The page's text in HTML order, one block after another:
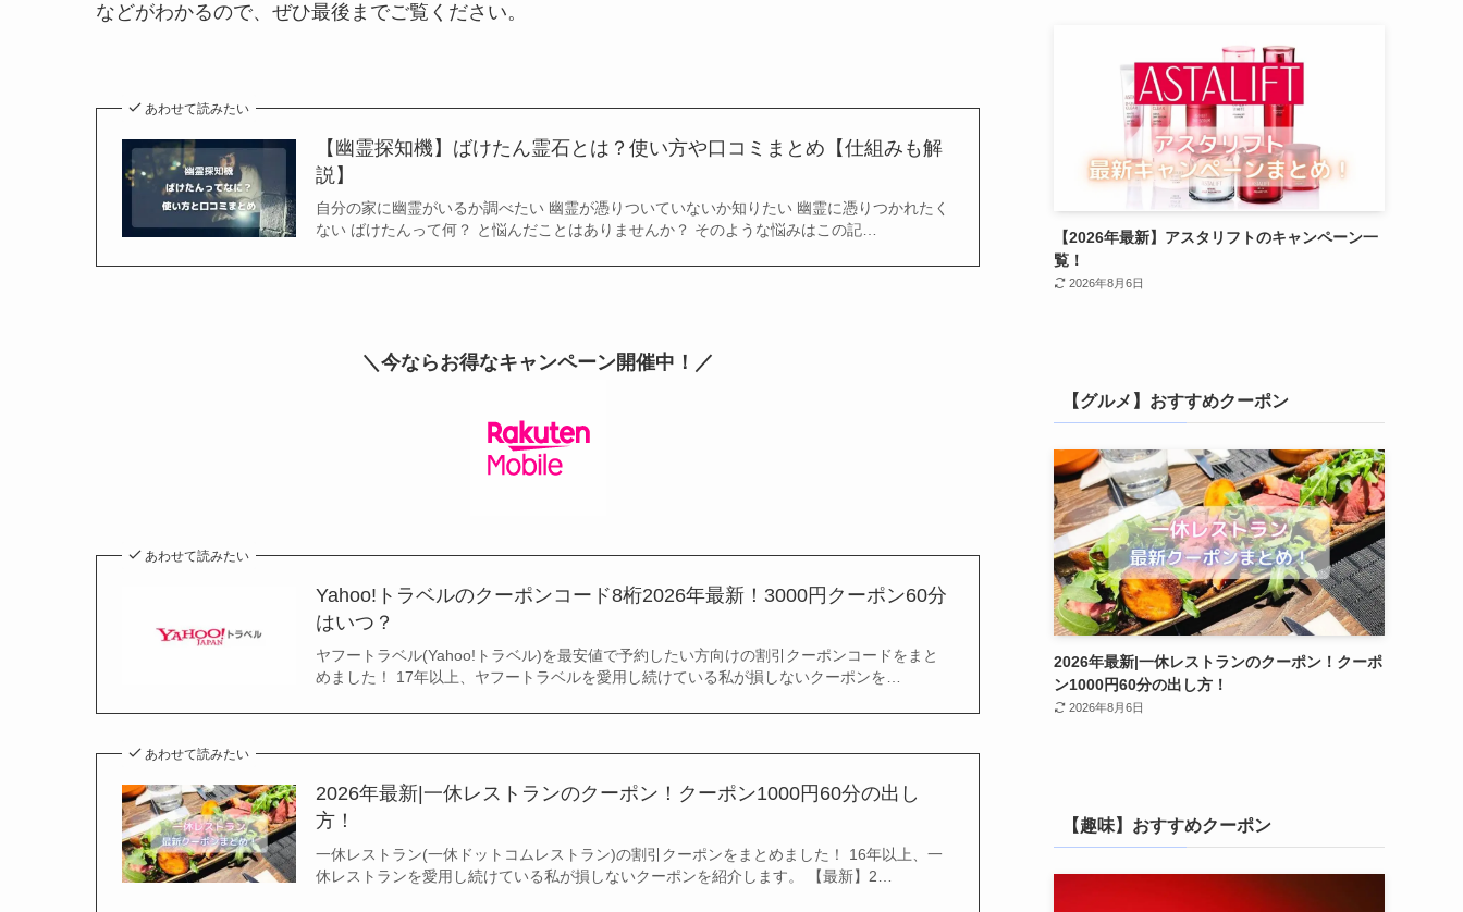
などがわかるので、ぜひ最後までご覧ください。
あわせて読みたい
【幽霊探知機】ばけたん霊石とは？使い方や口コミまとめ【仕組みも解
説】
自分の家に幽霊がいるか調べたい 幽霊が憑りついていないか知りたい 幽霊に憑りつかれたく
ない ばけたんって何？ と悩んだことはありませんか？ そのような悩みはこの記…
＼今ならお得なキャンペーン開催中！／
あわせて読みたい
Yahoo!トラベルのクーポンコード8桁2026年最新！3000円クーポン60分
はいつ？
ヤフートラベル(Yahoo!トラベル)を最安値で予約したい方向けの割引クーポンコードをまと
めました！ 17年以上、ヤフートラベルを愛用し続けている私が損しないクーポンを…
あわせて読みたい
2026年最新|一休レストランのクーポン！クーポン1000円60分の出し
方！
一休レストラン(一休ドットコムレストラン)の割引クーポンをまとめました！ 16年以上、一
休レストランを愛用し続けている私が損しないクーポンを紹介します。 【最新】2…
【2026年最新】アスタリフトのキャンペーン一
覧！
2026年8月6日
【グルメ】おすすめクーポン
2026年最新|一休レストランのクーポン！クーポ
ン1000円60分の出し方！
2026年8月6日
【趣味】おすすめクーポン